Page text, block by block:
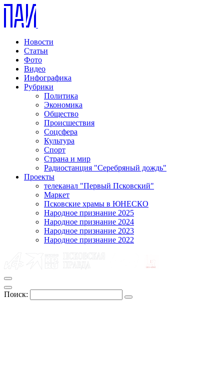
Новости
Статьи
Фото
Видео
Инфографика
Рубрики
Политика
Экономика
Общество
Происшествия
Соцсфера
Культура
Спорт
Страна и мир
Радиостанция "Серебряный дождь"
Проекты
телеканал "Первый Псковский"
Маркет
Псковские храмы в ЮНЕСКО
Народное признание 2025
Народное признание 2024
Народное признание 2023
Народное признание 2022
Поиск: